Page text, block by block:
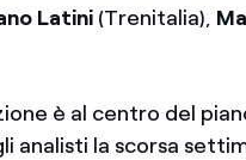
Latini (Trenitalia),
è al centro del
analisti la scorsa